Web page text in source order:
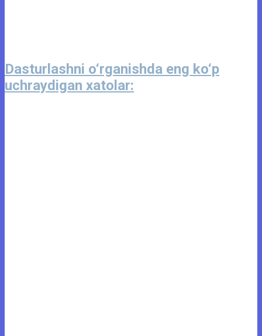
Dasturlashni o‘rganishda eng ko‘p
uchraydigan xatolar: